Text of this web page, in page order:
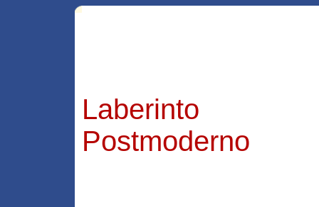
Laberinto
Postmoderno